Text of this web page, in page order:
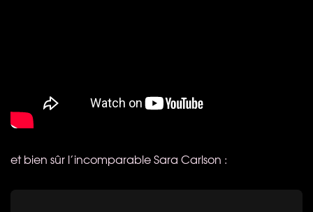
et bien sûr l’incomparable Sara Carlson :